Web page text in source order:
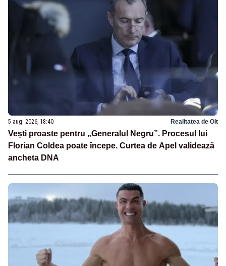
5 aug. 2026, 18:40 Realitatea de Olt
Vești proaste pentru „Generalul Negru”. Procesul lui
Florian Coldea poate începe. Curtea de Apel validează
ancheta DNA